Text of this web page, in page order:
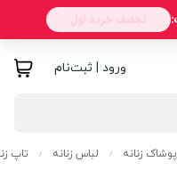
ورود | ثبت‌نام
پوشاک زنانه / لباس زنانه / تاپ